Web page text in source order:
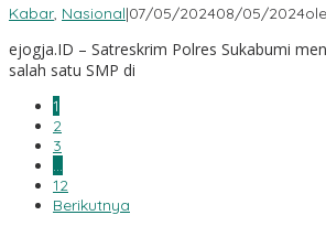
Kabar, Nasional|07/05/202408/05/2024
ejogja.ID – Satreskrim Polres Sukabumi
salah satu SMP di
1
2
3
…
12
Berikutnya